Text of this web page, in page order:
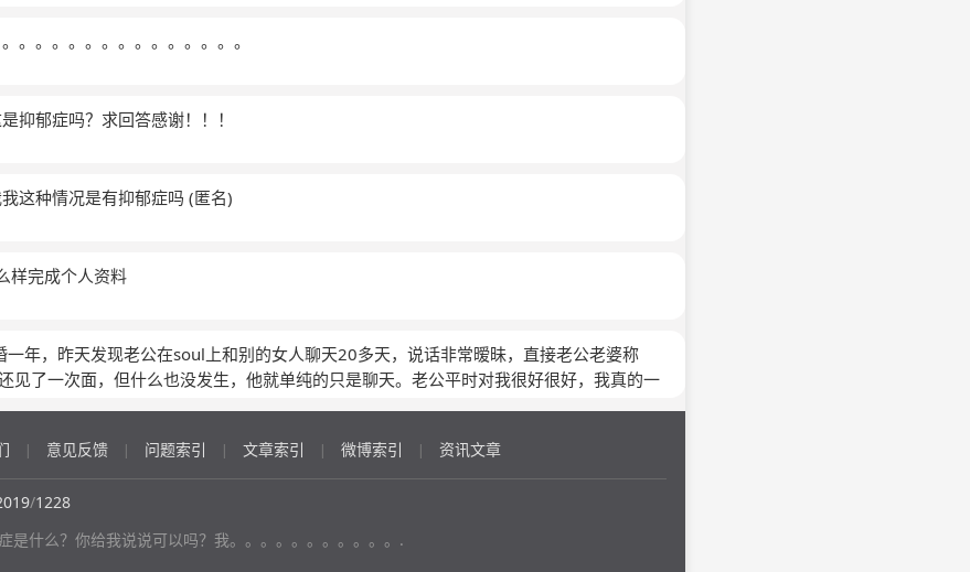
。。。。。。。。。。。。。。
抑郁症吗？求回答感谢！！！
这种情况是有抑郁症吗 (匿名)
样完成个人资料
一年，昨天发现老公在soul上和别的女人聊天20多天，说话非常暧昧，直接老公老婆称
见了一次面，但什么也没发生，他就单纯的只是聊天。老公平时对我很好很好，我真的一
| 意见反馈 | 问题索引 | 文章索引 | 微博索引 | 资讯文章
/1228
是什么？你给我说说可以吗？我。。。。。。。。。。。.